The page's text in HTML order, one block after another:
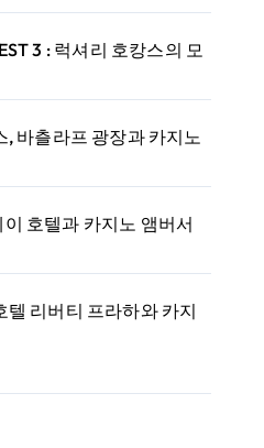
3 : 럭셔리 호캉스의 모
, 바츨라프 광장과 카지노
호텔과 카지노 앰버서
텔 리버티 프라하와 카지